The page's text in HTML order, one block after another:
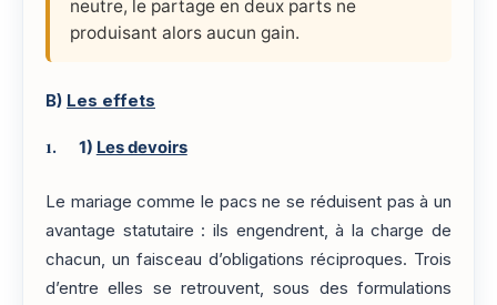
neutre, le partage en deux parts ne
produisant alors aucun gain.
B) Les effets
1) Les devoirs
Le mariage comme le pacs ne se réduisent pas à un
avantage statutaire : ils engendrent, à la charge de
chacun, un faisceau d’obligations réciproques. Trois
d’entre elles se retrouvent, sous des formulations